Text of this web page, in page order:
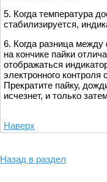
5. Когда температура
стабилизируется,
6. Когда разница между
на кончике пайки
отображаться
электронного контроля
Прекратите пайку,
исчезнет, и только
Наверх
Назад в раздел